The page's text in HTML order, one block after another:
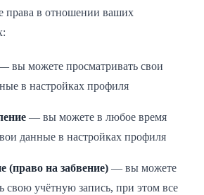
права в отношении ваших
вы можете просматривать свои
в настройках профиля
— вы можете в любое время
данные в настройках профиля
(право на забвение) — вы можете
свою учётную запись, при этом все